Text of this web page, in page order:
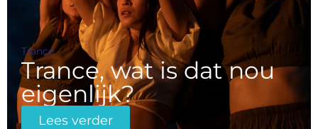
Trance
Trance, wat is dat nou
eigenlijk?
Lees verder